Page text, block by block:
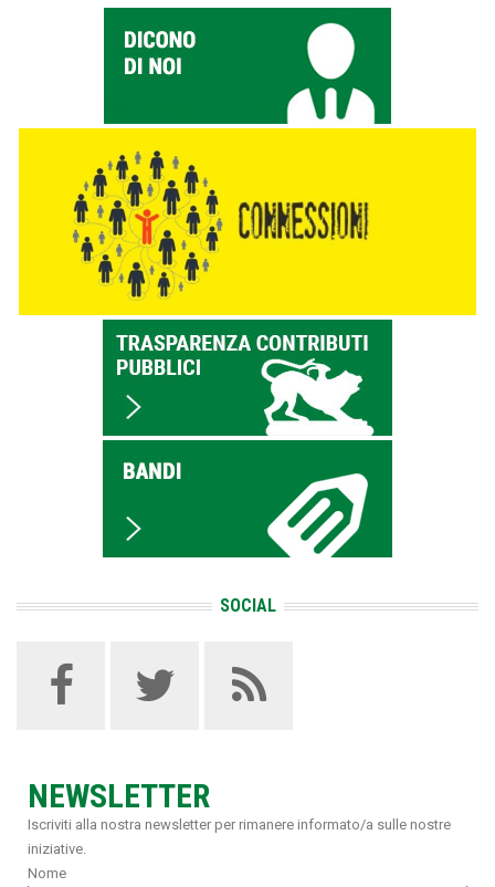
SOCIAL
NEWSLETTER
Iscriviti alla nostra newsletter per rimanere informato/a sulle nostre
iniziative.
Nome